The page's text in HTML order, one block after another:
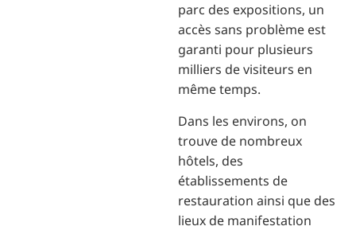
parc des expositions, un
accès sans problème est
garanti pour plusieurs
milliers de visiteurs en
même temps.
Dans les environs, on
trouve de nombreux
hôtels, des
établissements de
restauration ainsi que des
lieux de manifestation